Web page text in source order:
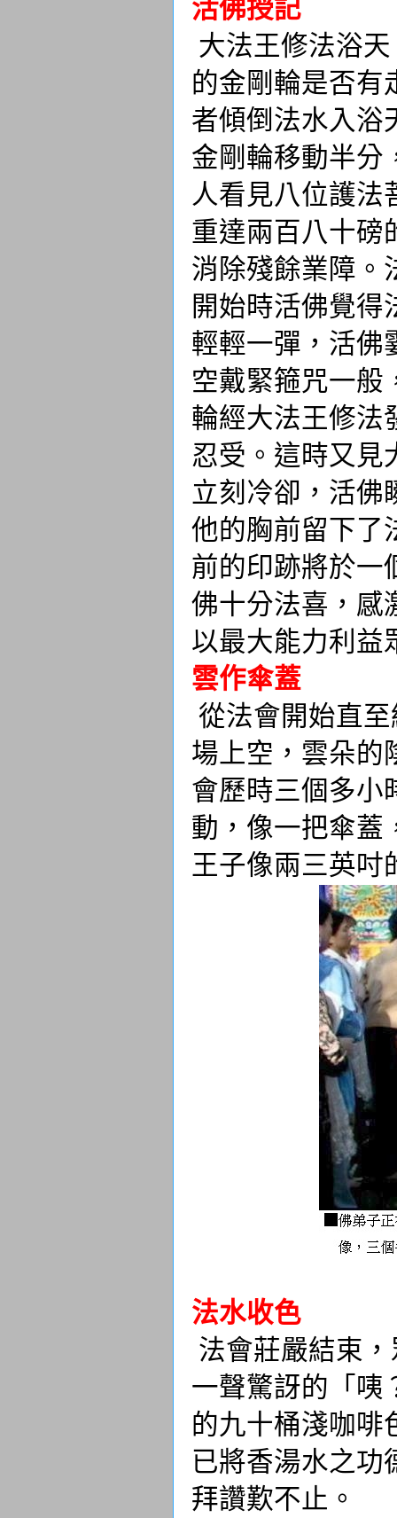
活佛授記
大法王修法浴
的金剛輪是否有
者傾倒法水入浴
金剛輪移動半分
人看見八位護法
重達兩百八十磅
消除殘餘業障。
開始時活佛覺
輕輕一彈，活佛
空戴緊箍咒一般
輪經大法王修法
忍受。這時又見
立刻冷卻，活佛
他的胸前留下了
前的印跡將於一
佛十分法喜，感
以最大能力利益
雲作傘蓋
從法會開始直
場上空，雲朵的
會歷時三個多小
動，像一把傘蓋
王子像兩三英吋
法水收色
法會莊嚴結束
一聲驚訝的「咦
的九十桶淺咖啡
已將香湯水之功
拜讚歎不止。